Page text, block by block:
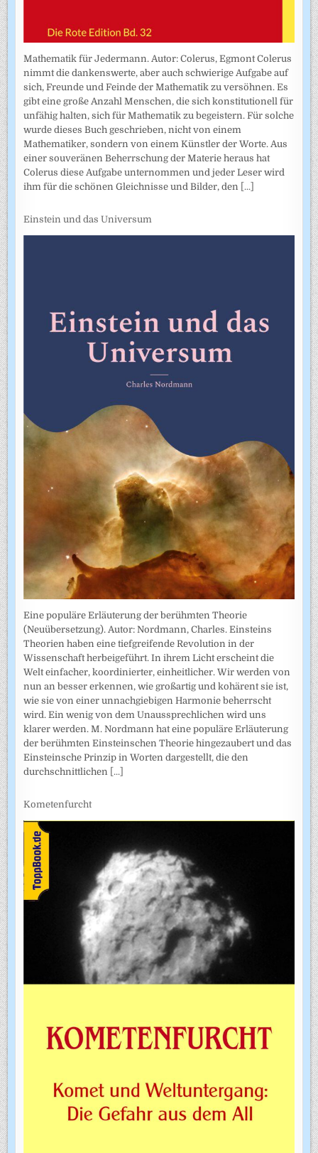
Mathematik für Jedermann. Autor: Colerus, Egmont Colerus
nimmt die dankenswerte, aber auch schwierige Aufgabe auf
sich, Freunde und Feinde der Mathematik zu versöhnen. Es
gibt eine große Anzahl Menschen, die sich konstitutionell für
unfähig halten, sich für Mathematik zu begeistern. Für solche
wurde dieses Buch geschrieben, nicht von einem
Mathematiker, sondern von einem Künstler der Worte. Aus
einer souveränen Beherrschung der Materie heraus hat
Colerus diese Aufgabe unternommen und jeder Leser wird
ihm für die schönen Gleichnisse und Bilder, den [...]
Einstein und das Universum
Eine populäre Erläuterung der berühmten Theorie
(Neuübersetzung). Autor: Nordmann, Charles. Einsteins
Theorien haben eine tiefgreifende Revolution in der
Wissenschaft herbeigeführt. In ihrem Licht erscheint die
Welt einfacher, koordinierter, einheitlicher. Wir werden von
nun an besser erkennen, wie großartig und kohärent sie ist,
wie sie von einer unnachgiebigen Harmonie beherrscht
wird. Ein wenig von dem Unaussprechlichen wird uns
klarer werden. M. Nordmann hat eine populäre Erläuterung
der berühmten Einsteinschen Theorie hingezaubert und das
Einsteinsche Prinzip in Worten dargestellt, die den
durchschnittlichen [...]
Kometenfurcht